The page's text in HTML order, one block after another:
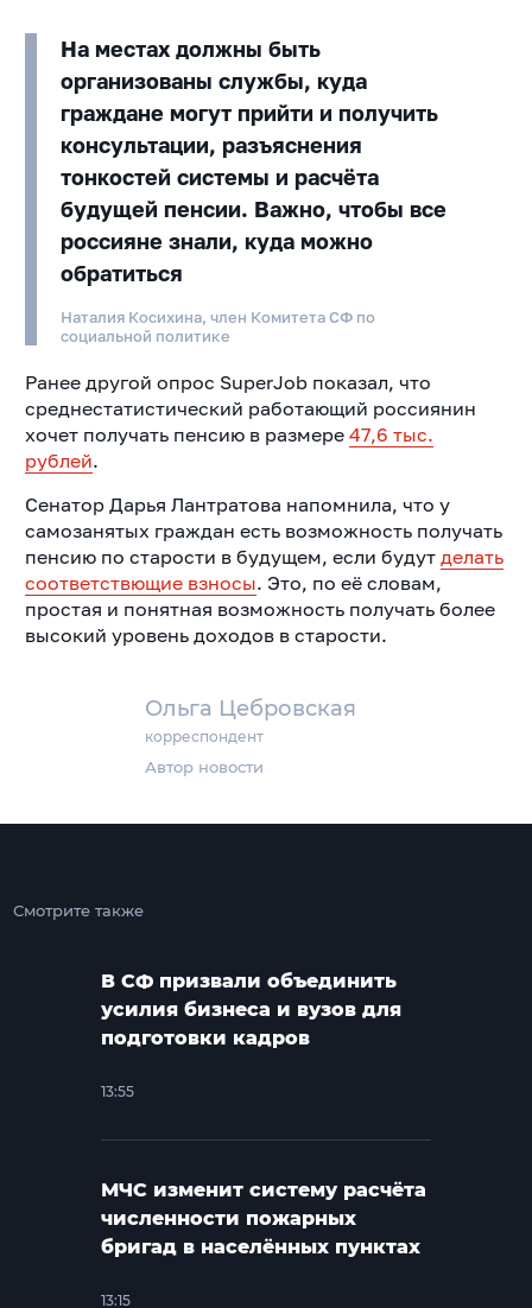
Ольга Цебровская
корреспондент
Автор новости
На местах должны быть
организованы службы, куда
граждане могут прийти и получить
консультации, разъяснения
тонкостей системы и расчёта
будущей пенсии. Важно, чтобы все
россияне знали, куда можно
обратиться
Наталия Косихина, член Комитета СФ по
социальной политике
Ранее другой опрос SuperJob показал, что
среднестатистический работающий россиянин
хочет получать пенсию в размере 47,6 тыс.
рублей.
Сенатор Дарья Лантратова напомнила, что у
самозанятых граждан есть возможность получать
пенсию по старости в будущем, если будут делать
соответствющие взносы. Это, по её словам,
простая и понятная возможность получать более
высокий уровень доходов в старости.
Смотрите также
В СФ призвали объединить
усилия бизнеса и вузов для
подготовки кадров
13:55
МЧС изменит систему расчёта
численности пожарных
бригад в населённых пунктах
13:15